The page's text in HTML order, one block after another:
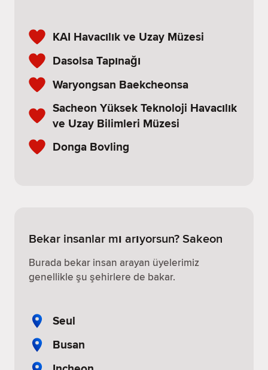
KAI Havacılık ve Uzay Müzesi
Dasolsa Tapınağı
Waryongsan Baekcheonsa
Sacheon Yüksek Teknoloji Havacılık
ve Uzay Bilimleri Müzesi
Donga Bovling
Bekar insanlar mı arıyorsun? Sakeon
Burada bekar insan arayan üyelerimiz
genellikle şu şehirlere de bakar.
Seul
Busan